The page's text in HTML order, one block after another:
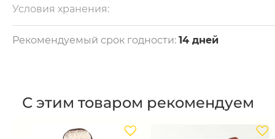
Калорийность - 588 ккал.
Условия хранения:
Хранить при температуре +3 +5 в герметичном
контейнере.
Рекомендуемый срок годности: 14 дней
С этим товаром рекомендуем